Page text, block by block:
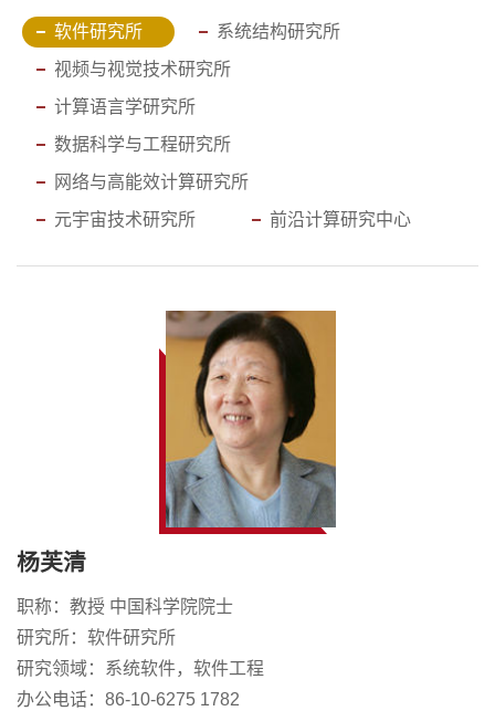
软件研究所
系统结构研究所
视频与视觉技术研究所
计算语言学研究所
数据科学与工程研究所
网络与高能效计算研究所
元宇宙技术研究所
前沿计算研究中心
杨芙清
职称：教授 中国科学院院士
研究所：软件研究所
研究领域：系统软件，软件工程
办公电话：86-10-6275 1782